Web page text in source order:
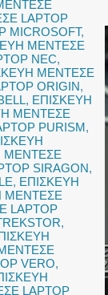
LAPTOP
MICROSOFT,
ΜΕΝΤΕΣΕ
NEC,
ΜΕΝΤΕΣΕ
ORIGIN,
, ΕΠΙΣΚΕΥΗ
ΜΕΝΤΕΣΕ
PURISM,
ΜΕΝΤΕΣΕ
SIRAGON,
, ΕΠΙΣΚΕΥΗ
ΜΕΝΤΕΣΕ
LAPTOP
,
VERO,
LAPTOP